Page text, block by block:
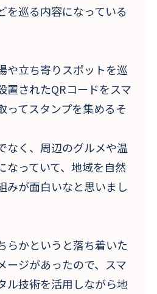
を巡る内容になっている
や立ち寄りスポットを巡
置されたQRコードをスマ
ってスタンプを集めるそ
なく、周辺のグルメや温
なっていて、地域を自然
みが面白いなと思いまし
らかというと落ち着いた
ージがあったので、スマ
ル技術を活用しながら地